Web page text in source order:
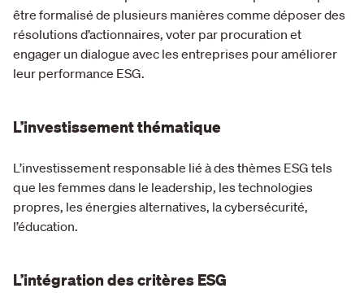
être formalisé de plusieurs manières comme déposer des
résolutions d’actionnaires, voter par procuration et
engager un dialogue avec les entreprises pour améliorer
leur performance ESG.
L’investissement thématique
L’investissement responsable lié à des thèmes ESG tels
que les femmes dans le leadership, les technologies
propres, les énergies alternatives, la cybersécurité,
l’éducation.
L’intégration des critères ESG